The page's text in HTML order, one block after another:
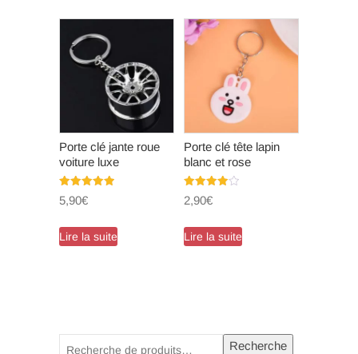
Porte clé jante roue
voiture luxe
Note
5.00
5,90€
Lire la suite
Porte clé tête lapin
blanc et rose
Note
4.00
2,90€
Lire la suite
Recherche
Recherche